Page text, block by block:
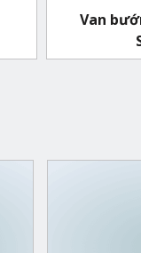
Van